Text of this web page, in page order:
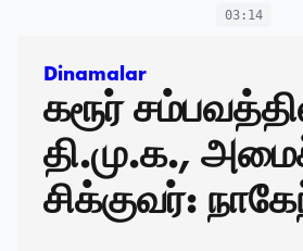
03:14
Dinamalar
கரூர்
தி.மு.க.,
சிக்குவர்: